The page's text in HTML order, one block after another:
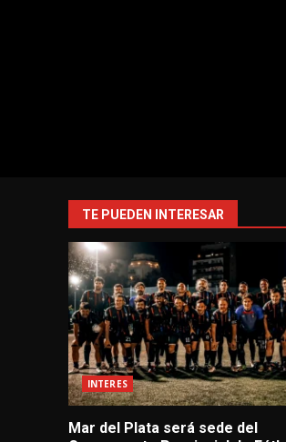
TE PUEDEN INTERESAR
INTERES
Mar del Plata será sede del